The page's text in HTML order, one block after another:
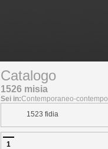
Catalogo
1526 misia
Sei in:Contemporaneo-
1523 fidia
1